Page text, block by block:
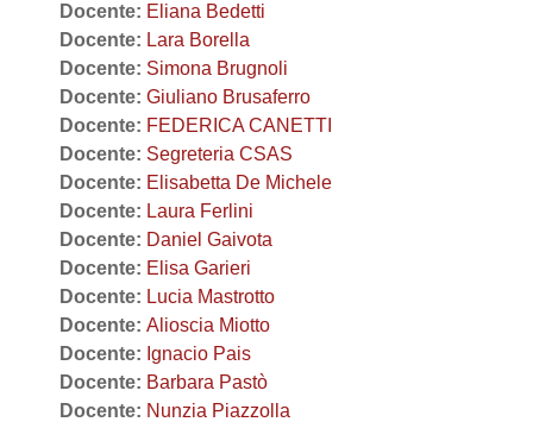
Docente: Eliana Bedetti
Docente: Lara Borella
Docente: Simona Brugnoli
Docente: Giuliano Brusaferro
Docente: FEDERICA CANETTI
Docente: Segreteria CSAS
Docente: Elisabetta De Michele
Docente: Laura Ferlini
Docente: Daniel Gaivota
Docente: Elisa Garieri
Docente: Lucia Mastrotto
Docente: Alioscia Miotto
Docente: Ignacio Pais
Docente: Barbara Pastò
Docente: Nunzia Piazzolla